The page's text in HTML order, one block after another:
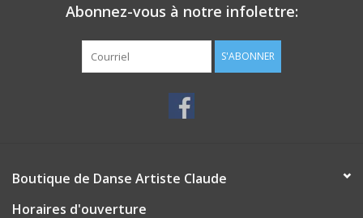
Abonnez-vous à notre infolettre:
S'ABONNER
Boutique de Danse Artiste Claude
Horaires d'ouverture